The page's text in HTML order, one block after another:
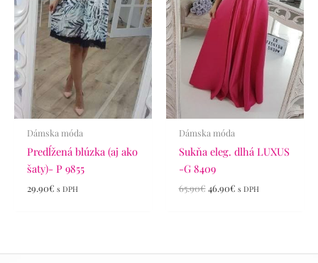
Dámska móda
Predĺžená blúzka (aj ako
šaty)- P 9855
29.90€ s DPH
Dámska móda
Sukňa eleg. dlhá LUXUS
-G 8409
65.90€ 46.90€ s DPH